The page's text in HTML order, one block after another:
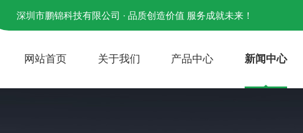
深圳市鹏锦科技有限公司 · 品质创造价值 服务成就未来！
网站首页 关于我们 产品中心 新闻中心